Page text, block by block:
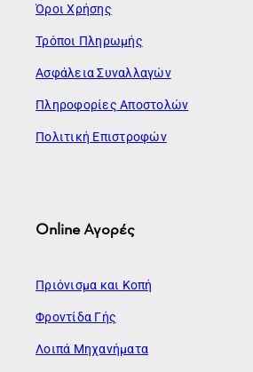
Όροι Χρήσης
Τρόποι Πληρωμής
Ασφάλεια Συναλλαγών
Πληροφορίες Αποστολών
Πολιτική Επιστροφών
Online Αγορές
Πριόνισμα και Κοπή
Φροντίδα Γής
Λοιπά Μηχανήματα